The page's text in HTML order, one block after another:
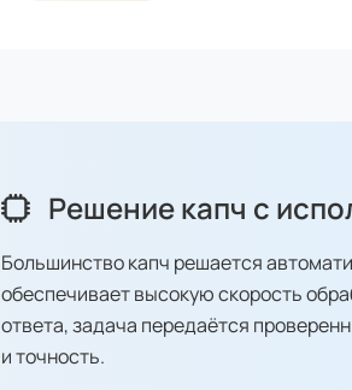
Решение капч с
Большинство капч решается
обеспечивает высокую скорость
ответа, задача передаётся
и точность.